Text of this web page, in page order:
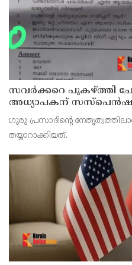
സവര്‍ക്കറെ പുകഴ്ത്തി
അധ്യാപകന്
ഗുരു പ്രസാദിന്റെ
തയ്യാറാക്കിയത്.